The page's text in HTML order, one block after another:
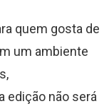
quem gosta de
um ambiente
edição não será